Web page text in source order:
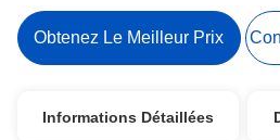
Obtenez Le Meilleur Prix
Informations Détaillées